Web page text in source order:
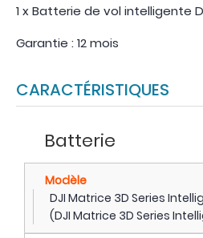
1 x Batterie de vol intelligente
Garantie : 12 mois
CARACTÉRISTIQUES
Batterie
Modèle
DJI Matrice 3D Series
(DJI Matrice 3D Series